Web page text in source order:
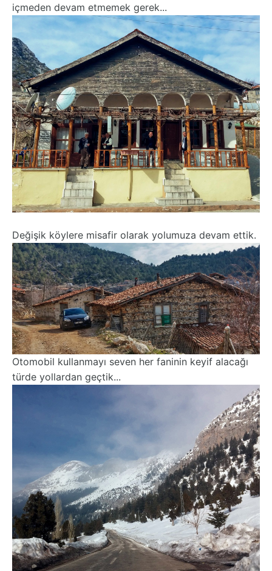
içmeden devam etmemek gerek...
Değişik köylere misafir olarak yolumuza devam ettik.
Otomobil kullanmayı seven her faninin keyif alacağı
türde yollardan geçtik...